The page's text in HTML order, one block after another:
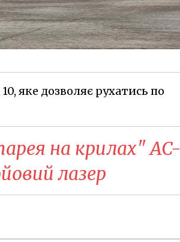
яке дозволяє рухатись по
на крилах" AC-
лазер